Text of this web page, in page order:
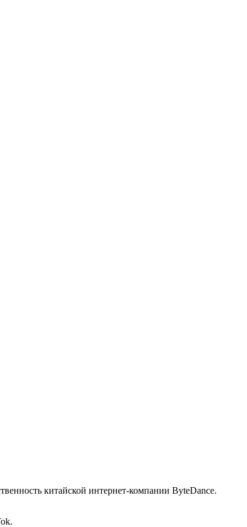
китайской интернет-компании ByteDance.